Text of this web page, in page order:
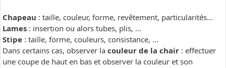
Chapeau : taille, couleur, forme, revêtement, particularités...
Lames : insertion ou alors tubes, plis, ...
Stipe : taille, forme, couleurs, consistance, ...
Dans certains cas, observer la couleur de la chair : effectuer
une coupe de haut en bas et observer la couleur et son